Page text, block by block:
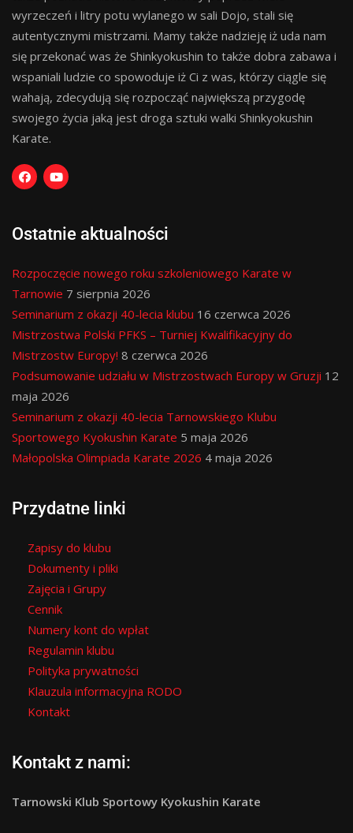
wyrzeczeń i litry potu wylanego w sali Dojo, stali się
autentycznymi mistrzami. Mamy także nadzieję iż uda nam
się przekonać was że Shinkyokushin to także dobra zabawa i
wspaniali ludzie co spowoduje iż Ci z was, którzy ciągle się
wahają, zdecydują się rozpocząć największą przygodę
swojego życia jaką jest droga sztuki walki Shinkyokushin
Karate.
Ostatnie aktualności
Rozpoczęcie nowego roku szkoleniowego Karate w
Tarnowie 7 sierpnia 2026
Seminarium z okazji 40-lecia klubu 16 czerwca 2026
Mistrzostwa Polski PFKS – Turniej Kwalifikacyjny do
Mistrzostw Europy! 8 czerwca 2026
Podsumowanie udziału w Mistrzostwach Europy w Gruzji 12
maja 2026
Seminarium z okazji 40-lecia Tarnowskiego Klubu
Sportowego Kyokushin Karate 5 maja 2026
Małopolska Olimpiada Karate 2026 4 maja 2026
Przydatne linki
Zapisy do klubu
Dokumenty i pliki
Zajęcia i Grupy
Cennik
Numery kont do wpłat
Regulamin klubu
Polityka prywatności
Klauzula informacyjna RODO
Kontakt
Kontakt z nami:
Tarnowski Klub Sportowy Kyokushin Karate